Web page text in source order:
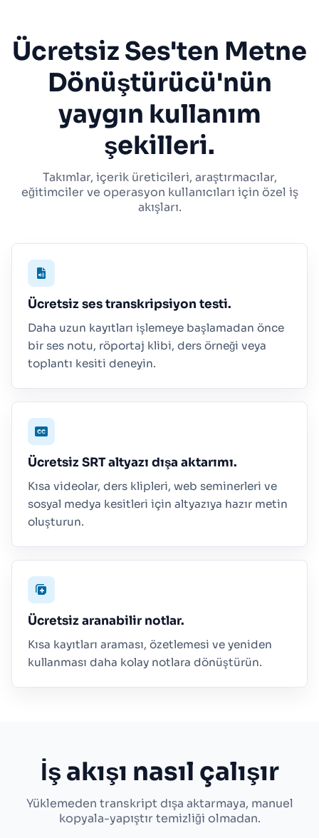
Ücretsiz Ses'ten Metne
Dönüştürücü'nün
yaygın kullanım
şekilleri.
Takımlar, içerik üreticileri, araştırmacılar,
eğitimciler ve operasyon kullanıcıları için özel iş
akışları.
Ücretsiz ses transkripsiyon testi.
Daha uzun kayıtları işlemeye başlamadan önce
bir ses notu, röportaj klibi, ders örneği veya
toplantı kesiti deneyin.
Ücretsiz SRT altyazı dışa aktarımı.
Kısa videolar, ders klipleri, web seminerleri ve
sosyal medya kesitleri için altyazıya hazır metin
oluşturun.
Ücretsiz aranabilir notlar.
Kısa kayıtları araması, özetlemesi ve yeniden
kullanması daha kolay notlara dönüştürün.
İş akışı nasıl çalışır
Yüklemeden transkript dışa aktarmaya, manuel
kopyala-yapıştır temizliği olmadan.